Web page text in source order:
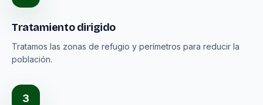
Tratamiento dirigido
Tratamos las zonas de refugio y perímetros para reducir la
población.
3